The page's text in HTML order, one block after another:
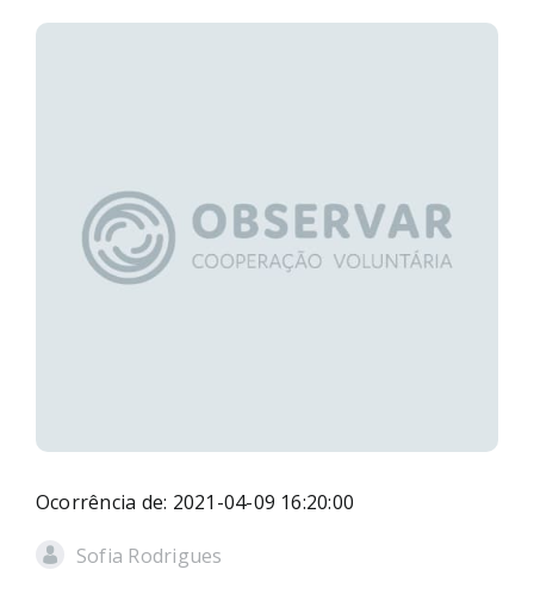
Ocorrência de: 2021-04-09 16:20:00
Sofia Rodrigues